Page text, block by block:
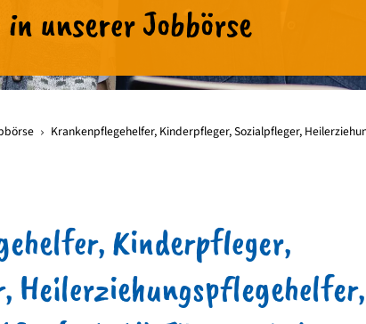
unserer Jobbörse
Krankenpflegehelfer, Kinderpfleger, Sozialpfleger,
Kinderpfleger,
Heilerziehungspflegehelfer,